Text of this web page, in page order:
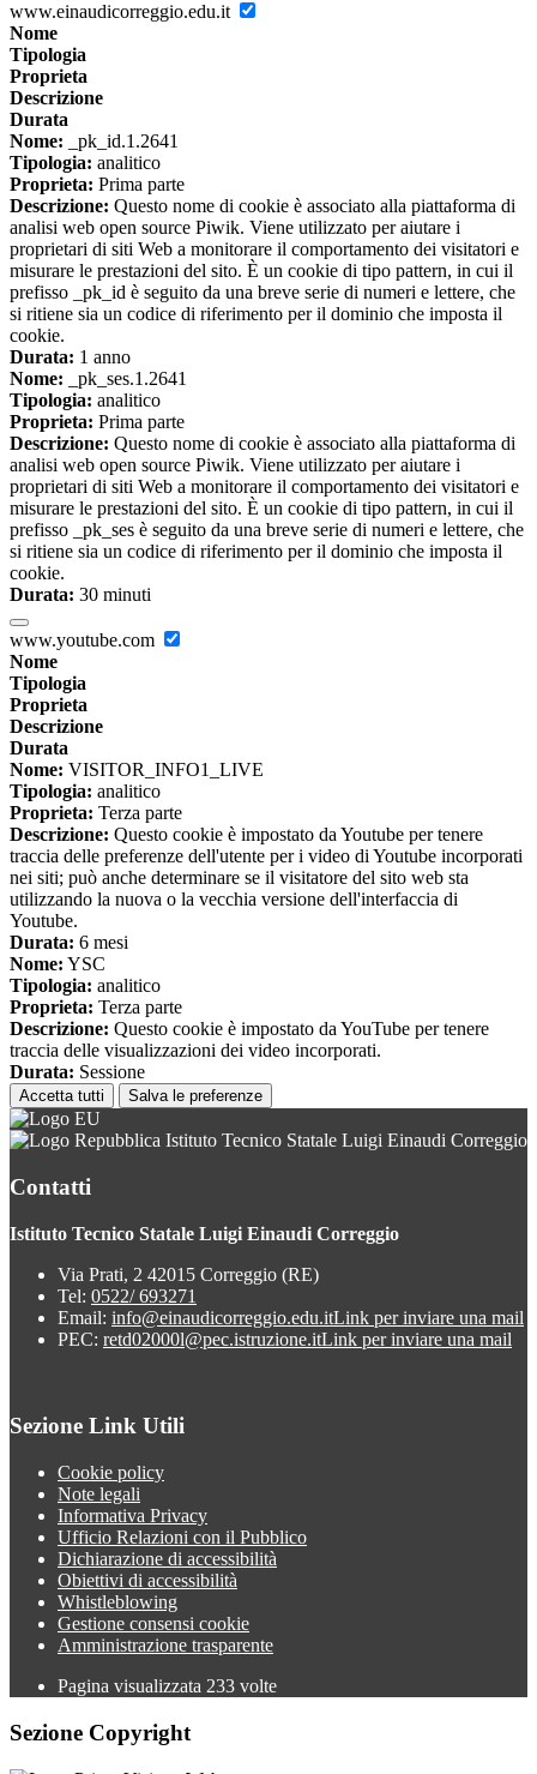
www.einaudicorreggio.edu.it
Nome
Tipologia
Proprieta
Descrizione
Durata
Nome: _pk_id.1.2641
Tipologia: analitico
Proprieta: Prima parte
Descrizione: Questo nome di cookie è associato alla piattaforma di
analisi web open source Piwik. Viene utilizzato per aiutare i
proprietari di siti Web a monitorare il comportamento dei visitatori e
misurare le prestazioni del sito. È un cookie di tipo pattern, in cui il
prefisso _pk_id è seguito da una breve serie di numeri e lettere, che
si ritiene sia un codice di riferimento per il dominio che imposta il
cookie.
Durata: 1 anno
Nome: _pk_ses.1.2641
Tipologia: analitico
Proprieta: Prima parte
Descrizione: Questo nome di cookie è associato alla piattaforma di
analisi web open source Piwik. Viene utilizzato per aiutare i
proprietari di siti Web a monitorare il comportamento dei visitatori e
misurare le prestazioni del sito. È un cookie di tipo pattern, in cui il
prefisso _pk_ses è seguito da una breve serie di numeri e lettere, che
si ritiene sia un codice di riferimento per il dominio che imposta il
cookie.
Durata: 30 minuti
www.youtube.com
Nome
Tipologia
Proprieta
Descrizione
Durata
Nome: VISITOR_INFO1_LIVE
Tipologia: analitico
Proprieta: Terza parte
Descrizione: Questo cookie è impostato da Youtube per tenere
traccia delle preferenze dell'utente per i video di Youtube incorporati
nei siti; può anche determinare se il visitatore del sito web sta
utilizzando la nuova o la vecchia versione dell'interfaccia di
Youtube.
Durata: 6 mesi
Nome: YSC
Tipologia: analitico
Proprieta: Terza parte
Descrizione: Questo cookie è impostato da YouTube per tenere
traccia delle visualizzazioni dei video incorporati.
Durata: Sessione
Accetta tutti Salva le preferenze
Istituto Tecnico Statale Luigi Einaudi Correggio
Contatti
Istituto Tecnico Statale Luigi Einaudi Correggio
Via Prati, 2 42015 Correggio (RE)
Tel: 0522/ 693271
Email: info@einaudicorreggio.edu.itLink per inviare una mail
PEC: retd02000l@pec.istruzione.itLink per inviare una mail
Sezione Link Utili
Cookie policy
Note legali
Informativa Privacy
Ufficio Relazioni con il Pubblico
Dichiarazione di accessibilità
Obiettivi di accessibilità
Whistleblowing
Gestione consensi cookie
Amministrazione trasparente
Pagina visualizzata 233 volte
Sezione Copyright